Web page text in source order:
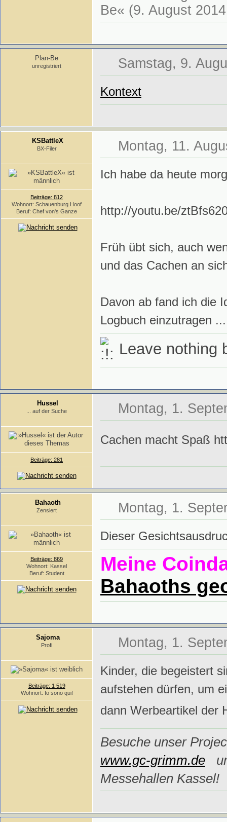
Be« (9. August
Plan-Be
unregistriert Samstag, 9.
Kontext
KSBattleX
BX-Filer
Beiträge: 812
Wohnort: Schauenburg Hoof
Beruf: Chef von's Ganze
Montag, 11.
Ich habe da heute
http://youtu.be/
Früh übt sich, auch
und das Cachen an
Davon ab fand ich die
Logbuch einzutragen
Leave nothing
Hussel
... auf der Suche
Beiträge: 281
Montag, 1.
Cachen macht Spaß
Bahaoth
Zensiert
Beiträge: 869
Wohnort: Kassel
Beruf: Student
Montag, 1.
Dieser
Meine
Bahaoths
Sajoma
Profi
Beiträge: 1 519
Wohnort: Io sono qui!
Montag, 1.
Kinder, die begeistert
aufstehen dürfen, um
dann Werbeartikel der
Besuche unser
www.gc-grimm.de
Messehallen Kassel!